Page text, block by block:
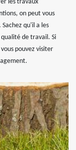
les travaux
on peut vous
qu'il a les
de travail. Si
pouvez visiter